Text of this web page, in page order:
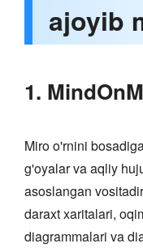
ajoyib
1.
Miro o'rnini
g'oyalar va aqliy
asoslangan
daraxt xaritalari,
diagrammalari va